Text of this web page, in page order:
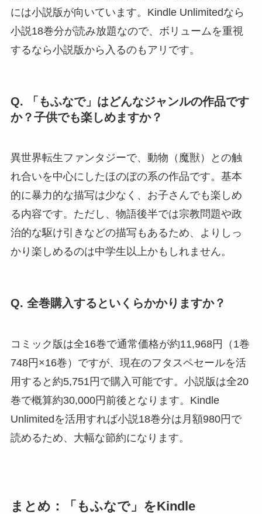
には小説版が向いています。Kindle Unlimitedなら
小説18巻分が読み放題なので、ボリュームを重視
するなら小説版から入るのもアリです。
Q. 「もふなで」はどんなジャンルの作品です
か？子供でも楽しめますか？
異世界転生ファンタジーで、動物（魔獣）との触
れ合いを中心にしたほのぼの系の作品です。基本
的に暴力的な描写は少なく、お子さんでも楽しめ
る内容です。ただし、物語後半では宗教問題や政
治的な駆け引きなどの描写もあるため、よりしっ
かり楽しめるのは中学生以上かもしれません。
Q. 全巻購入するといくらかかりますか？
コミック版は全16巻で通常価格が約11,968円（1巻
748円×16巻）ですが、現在のフタスペセールを活
用すると約5,751円で購入可能です。小説版は全20
巻で概算約30,000円前後となります。Kindle
Unlimitedを活用すれば小説18巻分は月額980円で
読めるため、大幅な節約になります。
まとめ：「もふなで」をKindle